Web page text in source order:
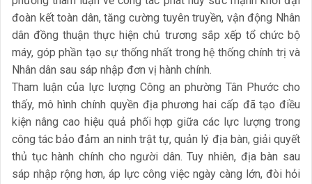
đoàn kết toàn dân, tăng cường tuyên truyền, vận động Nhân
dân đồng thuận thực hiện chủ trương sắp xếp tổ chức bộ
máy, góp phần tạo sự thống nhất trong hệ thống chính trị và
Nhân dân sau sáp nhập đơn vị hành chính.
Tham luận của lực lượng Công an phường Tân Phước cho
thấy, mô hình chính quyền địa phương hai cấp đã tạo điều
kiện nâng cao hiệu quả phối hợp giữa các lực lượng trong
công tác bảo đảm an ninh trật tự, quản lý địa bàn, giải quyết
thủ tục hành chính cho người dân. Tuy nhiên, địa bàn sau
sáp nhập rộng hơn, áp lực công việc ngày càng lớn, đòi hỏi